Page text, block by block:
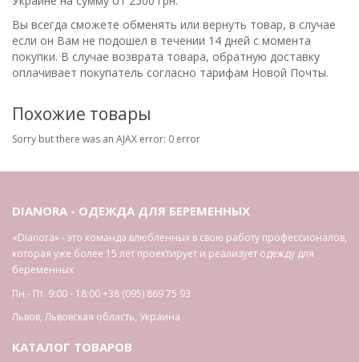
Вы всегда сможете обменять или вернуть товар, в случае
если он Вам не подошел в течении 14 дней с момента
покупки. В случае возврата товара, обратную доставку
оплачивает покупатель согласно тарифам Новой Почты.
Похожие товары
Sorry but there was an AJAX error: 0 error
DIANORA - ОДЕЖДА ДЛЯ БЕРЕМЕННЫХ
«Dianora» - это команда влюбленных в свою работу профессионалов,
которая уже более 15 лет проектирует и реализует одежду для
беременных
Пн.- Пт. 9:00 - 18:00+38 (095) 869 75 93
Львов,Львовская область, Украина
КАТАЛОГ ТОВАРОВ